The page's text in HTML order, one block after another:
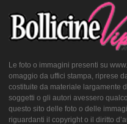
Le foto o immagini presenti su
omaggio da uffici stampa, riprese
costituite da materiale largamente
soggetti o gli autori avessero
questo sito delle foto o delle
riguardanti il copyright o il diritto